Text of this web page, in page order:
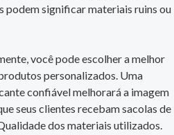
podem significar materiais ruins ou
você pode escolher a melhor
personalizados. Uma
confiável melhorará a imagem
seus clientes recebam sacolas de
dos materiais utilizados.